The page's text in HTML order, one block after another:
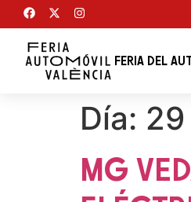
FERIA DEL
Día:
MG